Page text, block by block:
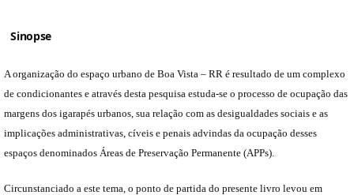
Sinopse
A organização do espaço urbano de Boa Vista – RR é resultado de um complexo
de condicionantes e através desta pesquisa estuda-se o processo de ocupação das
margens dos igarapés urbanos, sua relação com as desigualdades sociais e as
implicações administrativas, cíveis e penais advindas da ocupação desses
espaços denominados Áreas de Preservação Permanente (APPs).
Circunstanciado a este tema, o ponto de partida do presente livro levou em